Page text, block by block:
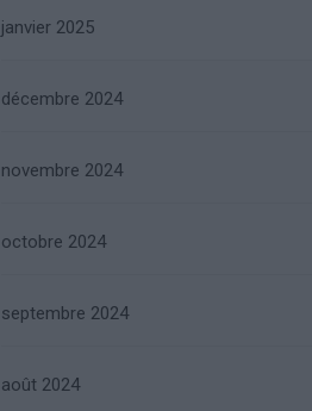
janvier 2025
décembre 2024
novembre 2024
octobre 2024
septembre 2024
août 2024